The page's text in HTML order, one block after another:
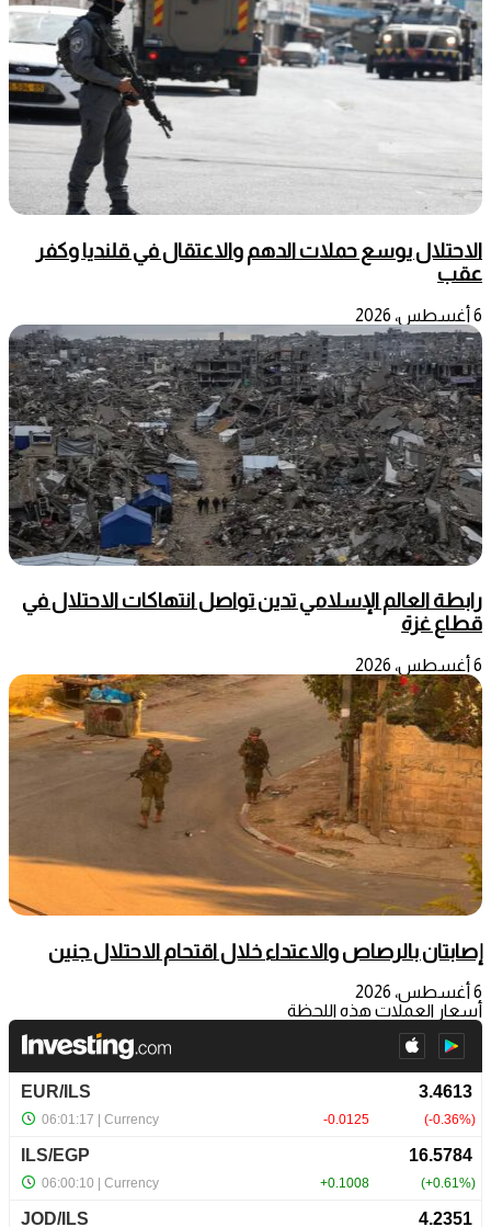
الاحتلال يوسع حملات الدهم والاعتقال في قلنديا وكفر
عقب
6 أغسطس، 2026
رابطة العالم الإسلامي تدين تواصل انتهاكات الاحتلال في
قطاع غزة
6 أغسطس، 2026
إصابتان بالرصاص والاعتداء خلال اقتحام الاحتلال جنين
6 أغسطس، 2026
أسعار العملات هذه اللحظة